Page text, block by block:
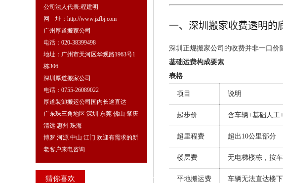
一、深圳搬家收费透明的
深圳正规搬家公司的收费并非一口价
基础运费构成要素
表格
项目 说明
起步价 含车辆+基础人工
超里程费 超出10公里部分
楼层费 无电梯楼栋，按
平地搬运费 车辆无法直达楼
公司法人代表:程建明
网 址：http://www.jzfbj.com
广州厚道搬家公司
电话：020-38399498
地址：广州市天河区华观路1963号1
栋306
深圳厚道搬家公司
电话：0755-26089022
厚道装卸搬运公司国内长途直达
广东珠三角地区 深圳 东莞 佛山 肇庆
清远 惠州 珠海
博罗 河源 中山 江门 欢迎有需求的新
老客户来电咨询
猜你喜欢